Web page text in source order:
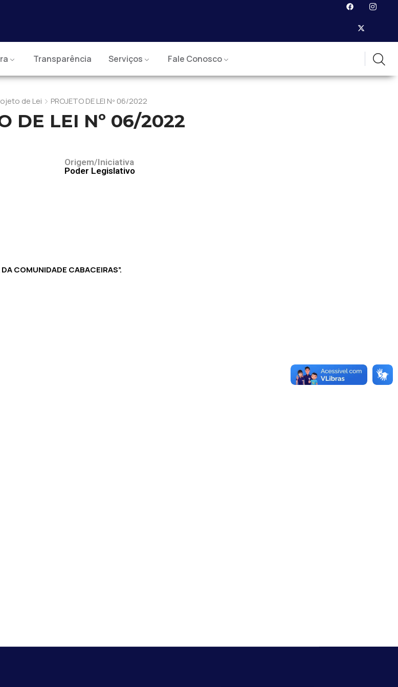
Transparência Serviços Fale Conosco
de Lei PROJETO DE LEI Nº 06/2022
DE LEI Nº 06/2022
Origem/Iniciativa
Poder Legislativo
COMUNIDADE CABACEIRAS”.